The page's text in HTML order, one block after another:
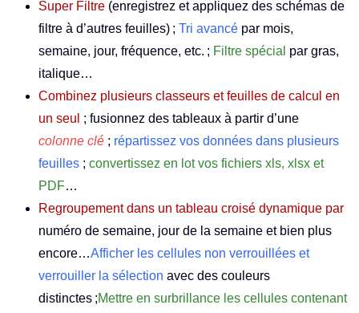
Super Filtre (enregistrez et appliquez des schémas de
filtre à d’autres feuilles) ; Tri avancé par mois,
semaine, jour, fréquence, etc. ; Filtre spécial par gras,
italique…
Combinez plusieurs classeurs et feuilles de calcul en
un seul ; fusionnez des tableaux à partir d’une
colonne clé ; répartissez vos données dans plusieurs
feuilles ; convertissez en lot vos fichiers xls, xlsx et
PDF…
Regroupement dans un tableau croisé dynamique par
numéro de semaine, jour de la semaine et bien plus
encore…Afficher les cellules non verrouillées et
verrouiller la sélection avec des couleurs
distinctes ;Mettre en surbrillance les cellules contenant